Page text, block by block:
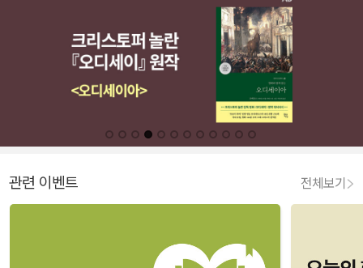
관련 이벤트 전체보기